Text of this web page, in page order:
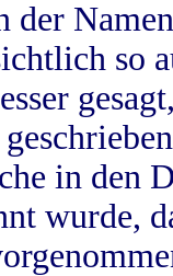
der
so
in
wurde,